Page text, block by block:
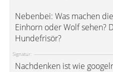
Nebenbei: Was machen
Einhorn oder Wolf sehen?
Hundefrisör?
Signatur:
Nachdenken ist wie